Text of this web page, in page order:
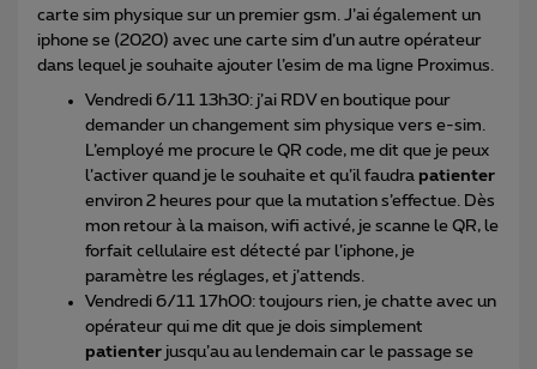
carte sim physique sur un premier gsm. J’ai également un
iphone se (2020) avec une carte sim d’un autre opérateur
dans lequel je souhaite ajouter l’esim de ma ligne Proximus.
Vendredi 6/11 13h30: j’ai RDV en boutique pour
demander un changement sim physique vers e-sim.
L’employé me procure le QR code, me dit que je peux
l’activer quand je le souhaite et qu’il faudra patienter
environ 2 heures pour que la mutation s’effectue. Dès
mon retour à la maison, wifi activé, je scanne le QR, le
forfait cellulaire est détecté par l’iphone, je
paramètre les réglages, et j’attends.
Vendredi 6/11 17h00: toujours rien, je chatte avec un
opérateur qui me dit que je dois simplement
patienter jusqu’au au lendemain car le passage se